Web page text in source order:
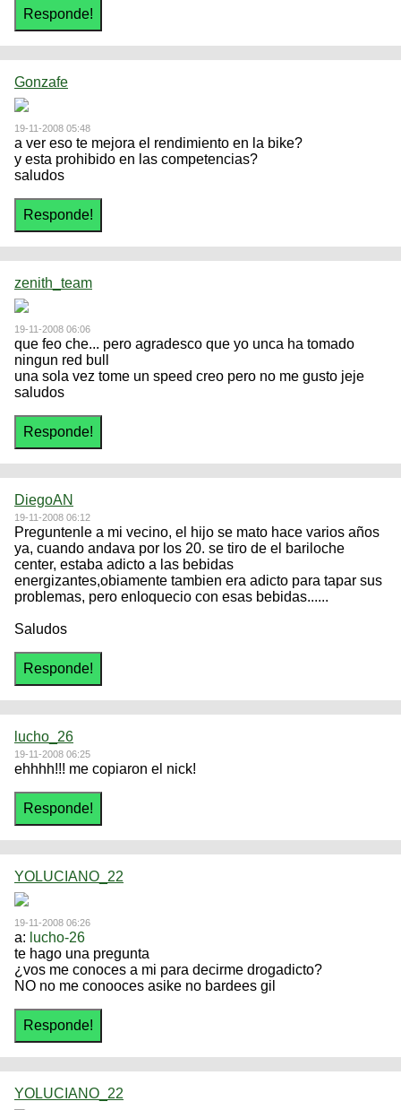
Gonzafe
19-11-2008 05:48
a ver eso te mejora el rendimiento en la bike?
y esta prohibido en las competencias?
saludos
zenith_team
19-11-2008 06:06
que feo che... pero agradesco que yo unca ha tomado
ningun red bull
una sola vez tome un speed creo pero no me gusto jeje
saludos
DiegoAN
19-11-2008 06:12
Preguntenle a mi vecino, el hijo se mato hace varios años
ya, cuando andava por los 20. se tiro de el bariloche
center, estaba adicto a las bebidas
energizantes,obiamente tambien era adicto para tapar sus
problemas, pero enloquecio con esas bebidas......
Saludos
lucho_26
19-11-2008 06:25
ehhhh!!! me copiaron el nick!
YOLUCIANO_22
19-11-2008 06:26
a: lucho-26
te hago una pregunta
¿vos me conoces a mi para decirme drogadicto?
NO no me conooces asike no bardees gil
YOLUCIANO_22